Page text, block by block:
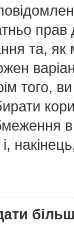
та, як
того, ви